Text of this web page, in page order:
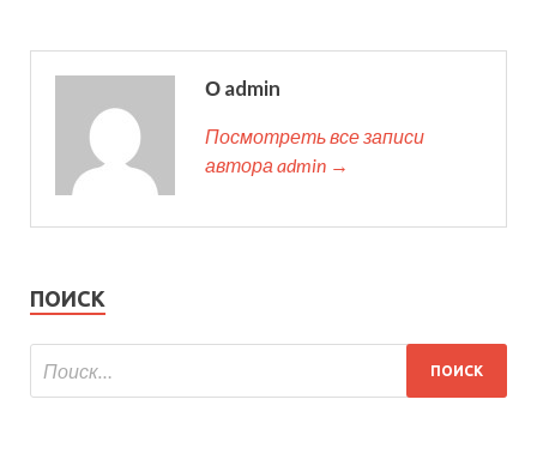
О admin
Посмотреть все записи
автора admin →
ПОИСК